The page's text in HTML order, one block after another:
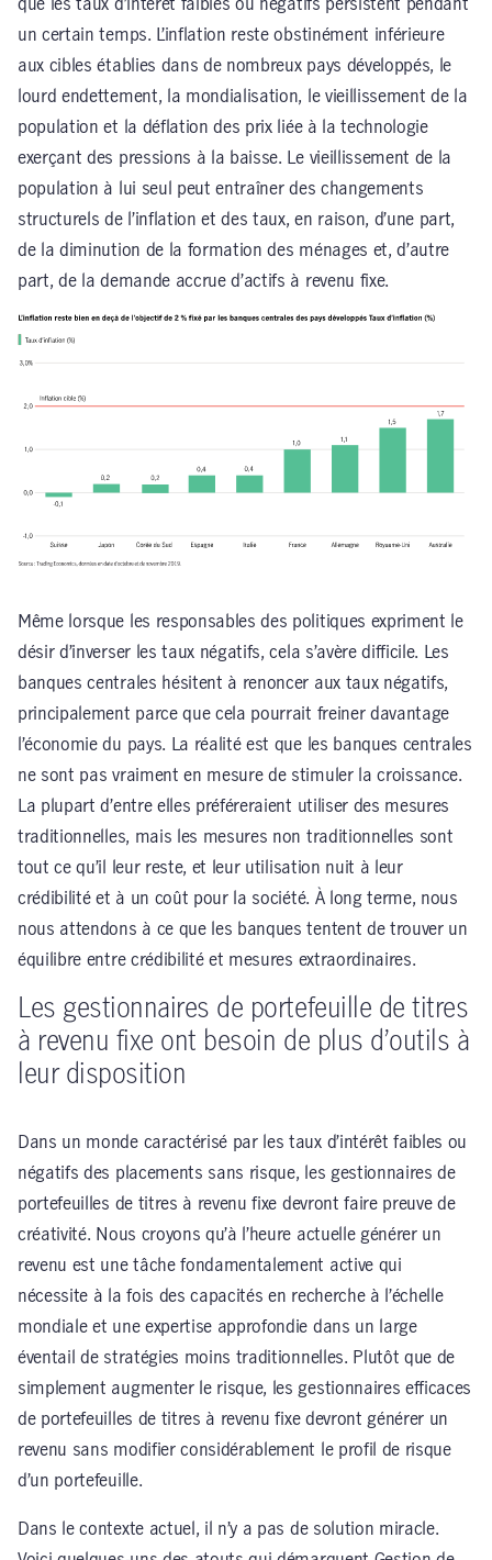
que les taux d’intérêt faibles ou négatifs persistent pendant
un certain temps. L’inflation reste obstinément inférieure
aux cibles établies dans de nombreux pays développés, le
lourd endettement, la mondialisation, le vieillissement de la
population et la déflation des prix liée à la technologie
exerçant des pressions à la baisse. Le vieillissement de la
population à lui seul peut entraîner des changements
structurels de l’inflation et des taux, en raison, d’une part,
de la diminution de la formation des ménages et, d’autre
part, de la demande accrue d’actifs à revenu fixe.
Même lorsque les responsables des politiques expriment le
désir d’inverser les taux négatifs, cela s’avère difficile. Les
banques centrales hésitent à renoncer aux taux négatifs,
principalement parce que cela pourrait freiner davantage
l’économie du pays. La réalité est que les banques centrales
ne sont pas vraiment en mesure de stimuler la croissance.
La plupart d’entre elles préféreraient utiliser des mesures
traditionnelles, mais les mesures non traditionnelles sont
tout ce qu’il leur reste, et leur utilisation nuit à leur
crédibilité et à un coût pour la société. À long terme, nous
nous attendons à ce que les banques tentent de trouver un
équilibre entre crédibilité et mesures extraordinaires.
Les gestionnaires de portefeuille de titres
à revenu fixe ont besoin de plus d’outils à
leur disposition
Dans un monde caractérisé par les taux d’intérêt faibles ou
négatifs des placements sans risque, les gestionnaires de
portefeuilles de titres à revenu fixe devront faire preuve de
créativité. Nous croyons qu’à l’heure actuelle générer un
revenu est une tâche fondamentalement active qui
nécessite à la fois des capacités en recherche à l’échelle
mondiale et une expertise approfondie dans un large
éventail de stratégies moins traditionnelles. Plutôt que de
simplement augmenter le risque, les gestionnaires efficaces
de portefeuilles de titres à revenu fixe devront générer un
revenu sans modifier considérablement le profil de risque
d’un portefeuille.
Dans le contexte actuel, il n’y a pas de solution miracle.